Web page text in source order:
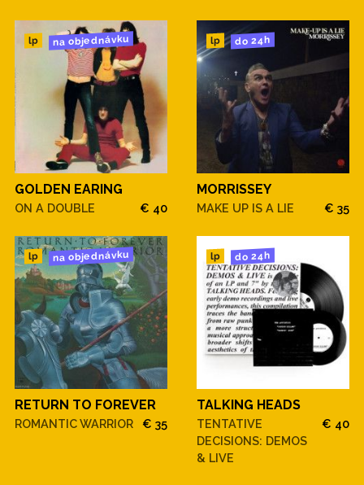
lp na objednávku
GOLDEN EARING
ON A DOUBLE € 40
lp do 24h
MORRISSEY
MAKE UP IS A LIE € 35
lp na objednávku
RETURN TO FOREVER
ROMANTIC WARRIOR € 35
lp do 24h
TALKING HEADS
TENTATIVE
DECISIONS: DEMOS
& LIVE
€ 40